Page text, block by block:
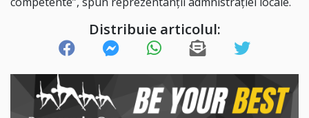
Distribuie articolul: